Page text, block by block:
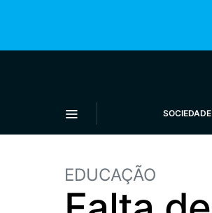
SOCIEDADE
EDUCAÇÃO